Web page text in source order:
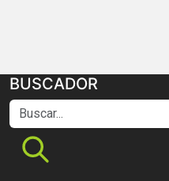
BUSCADOR
Buscar...